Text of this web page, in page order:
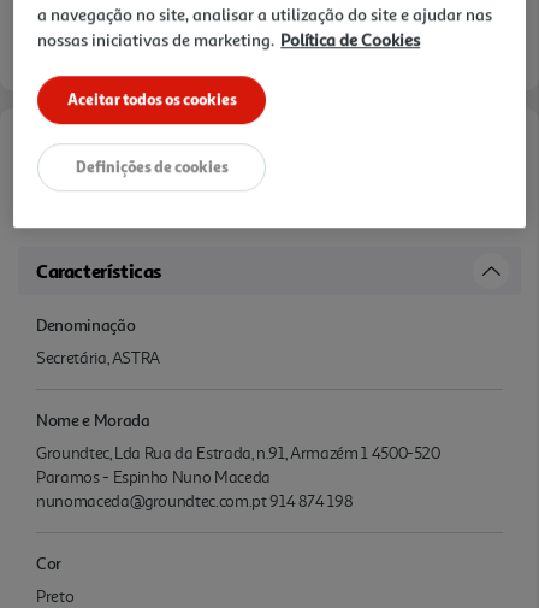
Informações de Marketing
Características
Denominação
Secretária, ASTRA
Nome e Morada
Groundtec, Lda Rua da Estrada, n.91, Armazém 1 4500-520
Paramos - Espinho Nuno Maceda
nunomaceda@groundtec.com.pt 914 874 198
Cor
Preto
a navegação no site, analisar a utilização do site e ajudar nas
nossas iniciativas de marketing. Política de Cookies
Aceitar todos os cookies
Definições de cookies